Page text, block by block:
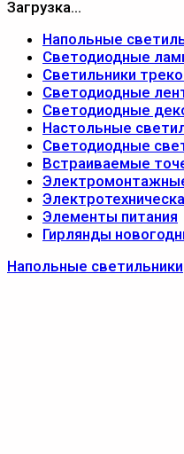
Загрузка...
Напольные
Светодиодные
Светильники
Светодиодные
Светодиодные
Настольные
Светодиодные
Встраиваемые
Элементы питания
Гирлянды
Напольные светильники